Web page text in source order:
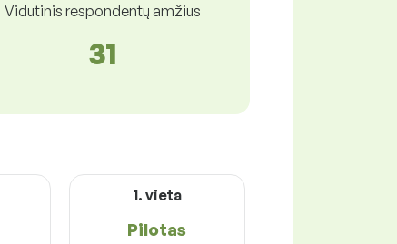
Vidutinis respondentų amžius
31
1. vieta
Pilotas